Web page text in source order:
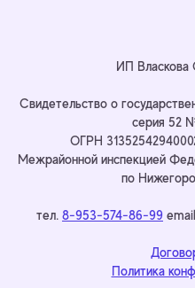
ИП Власкова
Cвидетельство о
серия 52
ОГРН
Межрайонной инспекцией
по
тел. 8-953-574-86-99
Политика